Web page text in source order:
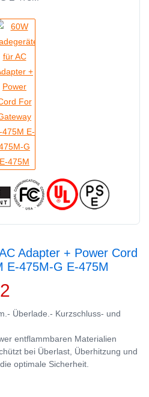
Adapter + Power Cord
E-475M-G E-475M
Überlade.- Kurzschluss- und
entflammbaren Materialien
bei Überlast, Überhitzung und
optimale Sicherheit.